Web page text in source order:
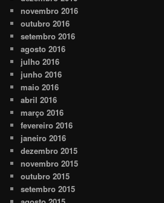
novembro 2016
outubro 2016
setembro 2016
agosto 2016
julho 2016
junho 2016
maio 2016
abril 2016
março 2016
fevereiro 2016
janeiro 2016
dezembro 2015
novembro 2015
outubro 2015
setembro 2015